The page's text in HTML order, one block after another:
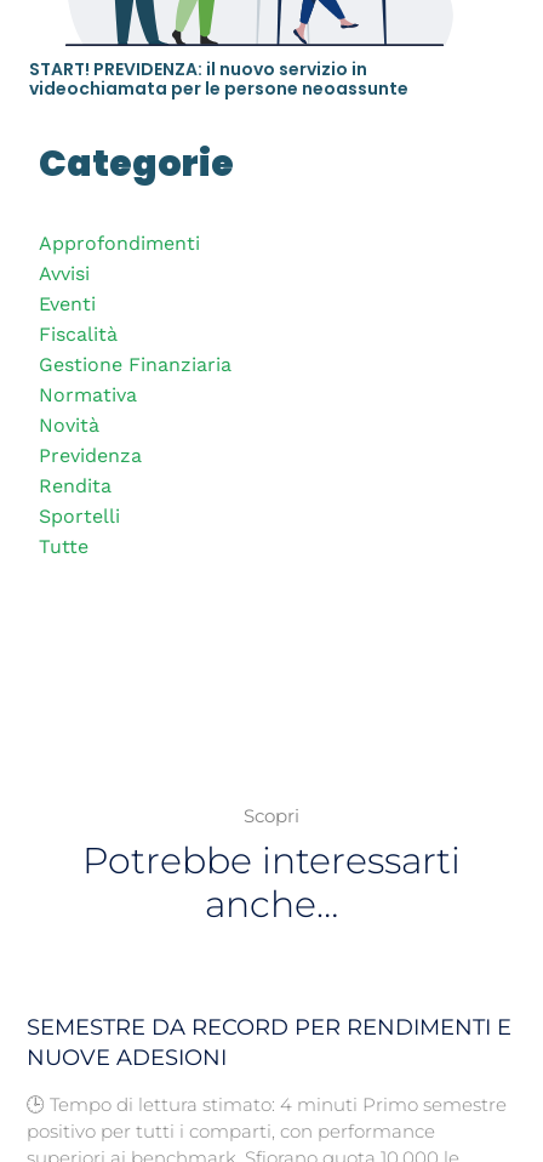
START! PREVIDENZA: il nuovo servizio in
videochiamata per le persone neoassunte
Categorie
Approfondimenti
Avvisi
Eventi
Fiscalità
Gestione Finanziaria
Normativa
Novità
Previdenza
Rendita
Sportelli
Tutte
Scopri
Potrebbe interessarti
anche…
SEMESTRE DA RECORD PER RENDIMENTI E
NUOVE ADESIONI
🕒 Tempo di lettura stimato: 4 minuti Primo semestre
positivo per tutti i comparti, con performance
superiori ai benchmark. Sfiorano quota 10.000 le